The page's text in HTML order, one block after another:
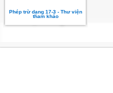
Phép trừ dạng 17-3 - Thư viện
tham khảo